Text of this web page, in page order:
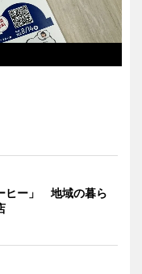
ヒー」 地域の暮ら